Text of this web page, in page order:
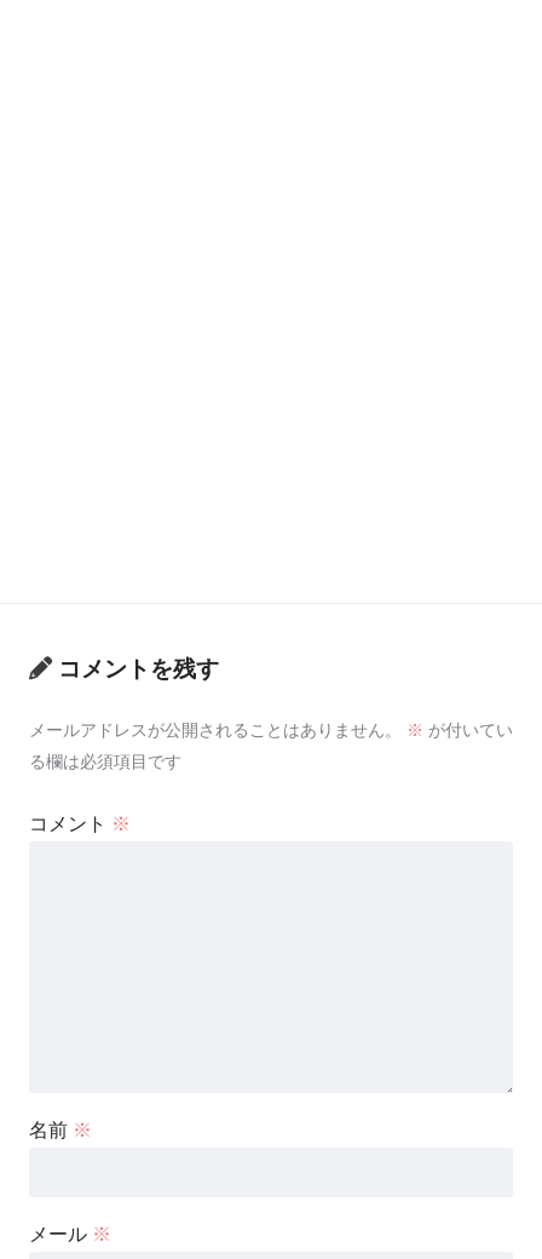
コメントを残す
メールアドレスが公開されることはありません。 ※ が付いてい
る欄は必須項目です
コメント ※
名前 ※
メール ※